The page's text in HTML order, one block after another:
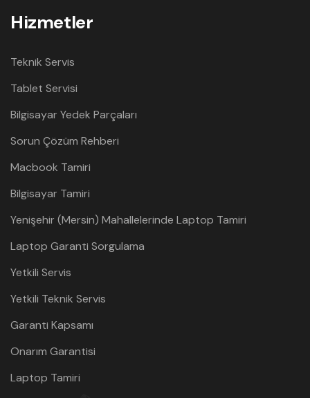
Hizmetler
Teknik Servis
Tablet Servisi
Bilgisayar Yedek Parçaları
Sorun Çözüm Rehberi
Macbook Tamiri
Bilgisayar Tamiri
Yenişehir (Mersin) Mahallelerinde Laptop Tamiri
Laptop Garanti Sorgulama
Yetkili Servis
Yetkili Teknik Servis
Garanti Kapsamı
Onarım Garantisi
Laptop Tamiri